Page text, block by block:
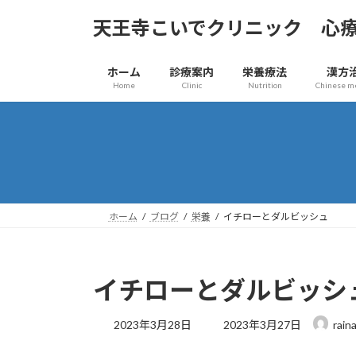
へ
ョ
天王寺こいでクリニック 心
ホーム
Home
診療案内
Clinic
栄養療法
Nutrition
漢方
Chinese
ホーム ブログ 栄養 イチローとダルビッシュ
イチローとダルビッシ
2023年3月28日
最
2023年3月27日